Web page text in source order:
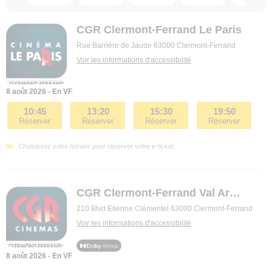
CGR Clermont-Ferrand Le Paris
Rue Barrière de Jaude 63000 Clermont-Ferrand
Voir les informations d'accessibilité
8 août 2026 - En VF
10:45
Réserver
13:20
Réserver
15:30
Réserver
19:50
Réserver
Choisissez votre horaire pour réserver votre e-ticket.
CGR Clermont-Ferrand Val Arena
210 Blvd Etienne Clémentel 63000 Clermont-Ferrand
Voir les informations d'accessibilité
8 août 2026 - En VF